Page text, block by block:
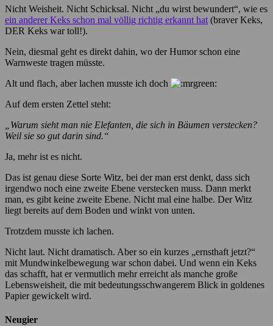
Nicht Weisheit. Nicht Schicksal. Nicht „du wirst bewundert“, wie es
ein anderer Keks schon mal völlig richtig erkannt hat (braver Keks,
DER Keks war toll!).
Nein, diesmal geht es direkt dahin, wo der Humor schon eine
Warnweste tragen müsste.
Alt und flach, aber lachen musste ich doch
Auf dem ersten Zettel steht:
„Warum sieht man nie Elefanten, die sich in Bäumen verstecken?
Weil sie so gut darin sind.“
Ja, mehr ist es nicht.
Das ist genau diese Sorte Witz, bei der man erst denkt, dass sich
irgendwo noch eine zweite Ebene verstecken muss. Dann merkt
man, es gibt keine zweite Ebene. Nicht mal eine halbe. Der Witz
liegt bereits auf dem Boden und winkt von unten.
Trotzdem musste ich lachen.
Nicht laut. Nicht dramatisch. Aber so ein kurzes „ernsthaft jetzt?“
mit Mundwinkelbewegung war schon dabei. Und wenn ein Keks
das schafft, hat er vermutlich mehr erreicht als manche große
Lebensweisheit, die mit bedeutungsschwangerem Blick in goldenes
Papier gewickelt wird.
Neugier